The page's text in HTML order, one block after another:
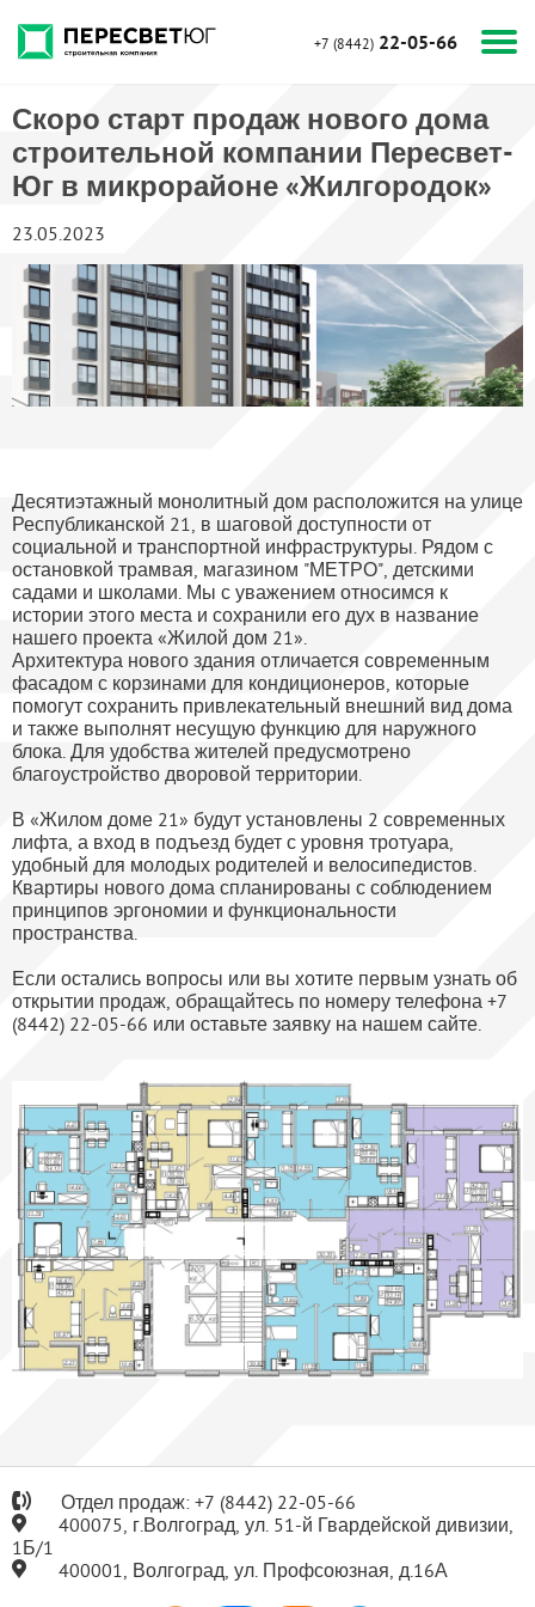
+7 (8442) 22-05-66
Скоро старт продаж нового дома
строительной компании Пересвет-
Юг в микрорайоне «Жилгородок»
23.05.2023
Десятиэтажный монолитный дом расположится на улице
Республиканской 21, в шаговой доступности от
социальной и транспортной инфраструктуры. Рядом с
остановкой трамвая, магазином "МЕТРО", детскими
садами и школами. Мы с уважением относимся к
истории этого места и сохранили его дух в название
нашего проекта «Жилой дом 21».
Архитектура нового здания отличается современным
фасадом с корзинами для кондиционеров, которые
помогут сохранить привлекательный внешний вид дома
и также выполнят несущую функцию для наружного
блока. Для удобства жителей предусмотрено
благоустройство дворовой территории.
В «Жилом доме 21» будут установлены 2 современных
лифта, а вход в подъезд будет с уровня тротуара,
удобный для молодых родителей и велосипедистов.
Квартиры нового дома спланированы с соблюдением
принципов эргономии и функциональности
пространства.
Если остались вопросы или вы хотите первым узнать об
открытии продаж, обращайтесь по номеру телефона +7
(8442) 22-05-66 или оставьте заявку на нашем сайте.
Отдел продаж: +7 (8442) 22-05-66
400075, г.Волгоград, ул. 51-й Гвардейской дивизии,
1Б/1
400001, Волгоград, ул. Профсоюзная, д.16А